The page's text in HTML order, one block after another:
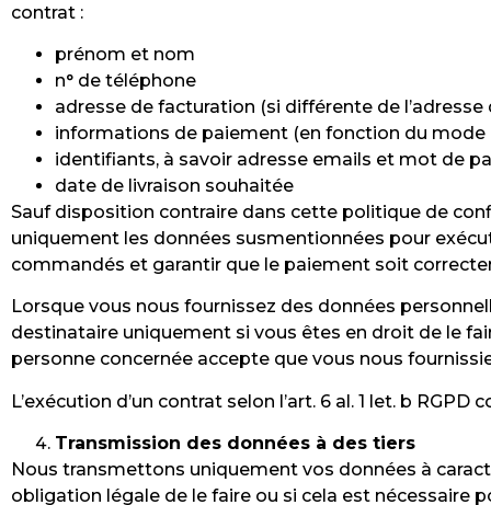
contrat :
prénom et nom
n° de téléphone
adresse de facturation (si différente de l’adresse
informations de paiement (en fonction du mode
identifiants, à savoir adresse emails et mot de
date de livraison souhaitée
Sauf disposition contraire dans cette politique de
uniquement les données susmentionnées pour
commandés et garantir que le paiement soit
Lorsque vous nous fournissez des données
destinataire uniquement si vous êtes en droit de le
personne concernée accepte que vous nous
L’exécution d’un contrat selon l’art. 6 al. 1 let. b
Transmission des données à des tiers
Nous transmettons uniquement vos données à
obligation légale de le faire ou si cela est nécessaire